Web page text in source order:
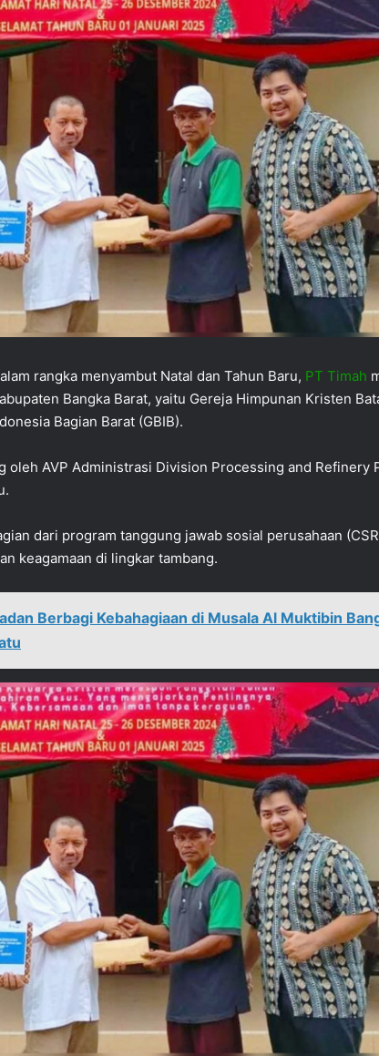
rangka menyambut Natal dan Tahun Baru, PT Timah
Bangka Barat, yaitu Gereja Himpunan Kristen
Bagian Barat (GBIB).
oleh AVP Administrasi Division Processing and Refinery
dari program tanggung jawab sosial perusahaan
keagamaan di lingkar tambang.
Berbagi Kebahagiaan di Musala Al Muktibin